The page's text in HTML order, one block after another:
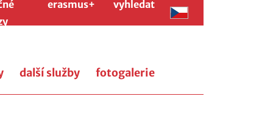
erasmus+ vyhledat
další služby fotogalerie